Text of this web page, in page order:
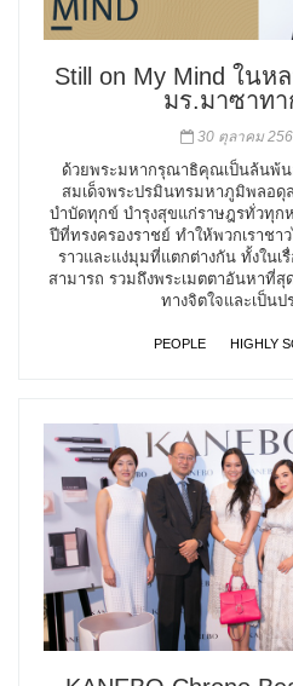
Still on My Mind ในห
มร.มาซาทา
30 ตุลาคม
ด้วยพระมหากรุณาธิคุณเป็นล้นพ้
สมเด็จพระปรมินทรมหาภูมิพลอดุ
บำบัดทุกข์ บำรุงสุขแก่ราษฎรทั่วทุกห
ปีที่ทรงครองราชย์ ทำให้พวกเราชา
ราวและแง่มุมที่แตกต่างกัน ทั้งในเ
สามารถ รวมถึงพระเมตตาอันหาที่
ทางจิตใจและเป็น
PEOPLE HIGHLY